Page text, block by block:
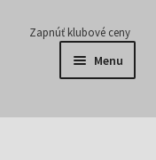
Preskočiť
navigáciu
Preskočiť
obsah
Zapnúť klubové ceny
Menu